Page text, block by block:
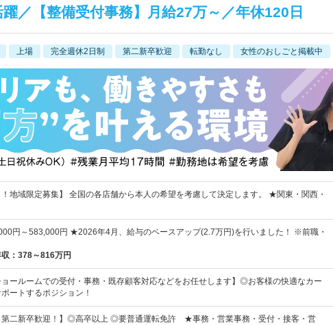
／【整備受付事務】月給27万～／年休120日
上場 完全週休2日制 第二新卒歓迎 転勤なし 女性のおしごと掲載中
！地域限定募集】 全国の各店舗から本人の希望を考慮して決定します。 ★関東・関西・
円～583,000円 ★2026年4月、給与のベースアップ(2.7万円)を行いました！ ※前職・
： 378～816万円
ョールームでの受付・事務・既存顧客対応などをお任せします】◎お客様の快適なカー
ートするポジション！
第二新卒歓迎！】◎高卒以上 ◎要普通運転免許 ★事務・営業事務・受付・接客・営